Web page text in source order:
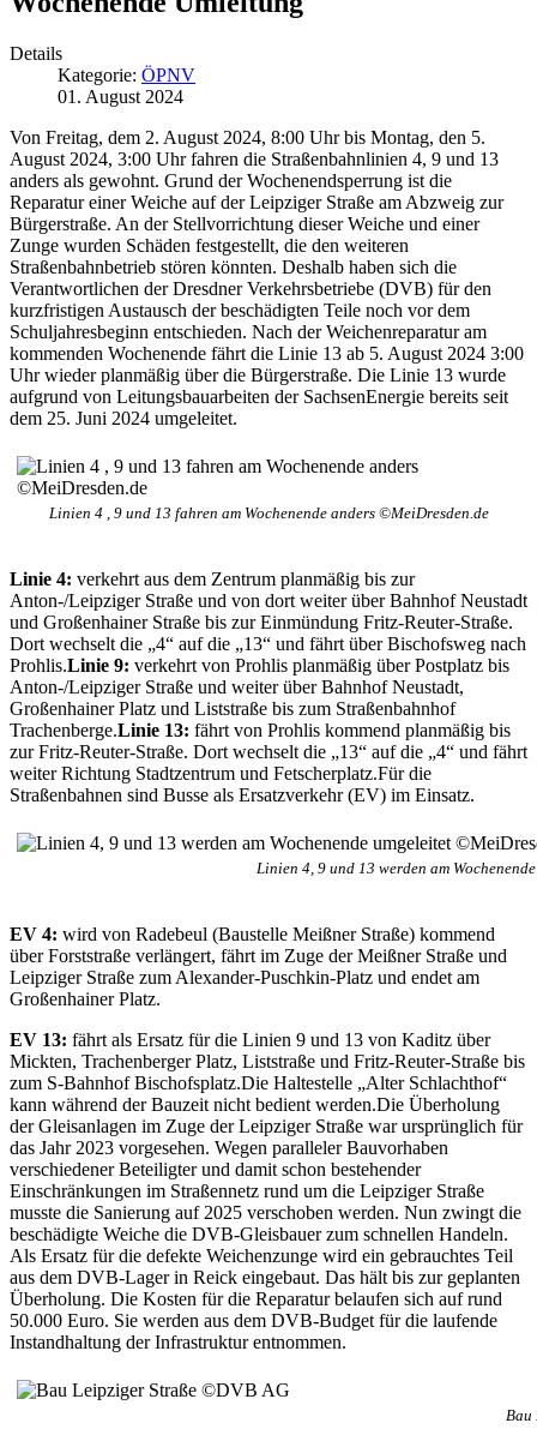
Details
Kategorie: ÖPNV
01. August 2024
Von Freitag, dem 2. August 2024, 8:00 Uhr bis Montag, den 5.
August 2024, 3:00 Uhr fahren die Straßenbahnlinien 4, 9 und 13
anders als gewohnt. Grund der Wochenendsperrung ist die
Reparatur einer Weiche auf der Leipziger Straße am Abzweig zur
Bürgerstraße. An der Stellvorrichtung dieser Weiche und einer
Zunge wurden Schäden festgestellt, die den weiteren
Straßenbahnbetrieb stören könnten. Deshalb haben sich die
Verantwortlichen der Dresdner Verkehrsbetriebe (DVB) für den
kurzfristigen Austausch der beschädigten Teile noch vor dem
Schuljahresbeginn entschieden. Nach der Weichenreparatur am
kommenden Wochenende fährt die Linie 13 ab 5. August 2024 3:00
Uhr wieder planmäßig über die Bürgerstraße. Die Linie 13 wurde
aufgrund von Leitungsbauarbeiten der SachsenEnergie bereits seit
dem 25. Juni 2024 umgeleitet.
Linien 4 , 9 und 13 fahren am Wochenende anders ©MeiDresden.de
Linie 4: verkehrt aus dem Zentrum planmäßig bis zur
Anton-/Leipziger Straße und von dort weiter über Bahnhof Neustadt
und Großenhainer Straße bis zur Einmündung Fritz-Reuter-Straße.
Dort wechselt die „4“ auf die „13“ und fährt über Bischofsweg nach
Prohlis.Linie 9: verkehrt von Prohlis planmäßig über Postplatz bis
Anton-/Leipziger Straße und weiter über Bahnhof Neustadt,
Großenhainer Platz und Liststraße bis zum Straßenbahnhof
Trachenberge.Linie 13: fährt von Prohlis kommend planmäßig bis
zur Fritz-Reuter-Straße. Dort wechselt die „13“ auf die „4“ und fährt
weiter Richtung Stadtzentrum und Fetscherplatz.Für die
Straßenbahnen sind Busse als Ersatzverkehr (EV) im Einsatz.
Linien 4, 9 und 13 werden am
EV 4: wird von Radebeul (Baustelle Meißner Straße) kommend
über Forststraße verlängert, fährt im Zuge der Meißner Straße und
Leipziger Straße zum Alexander-Puschkin-Platz und endet am
Großenhainer Platz.
EV 13: fährt als Ersatz für die Linien 9 und 13 von Kaditz über
Mickten, Trachenberger Platz, Liststraße und Fritz-Reuter-Straße bis
zum S-Bahnhof Bischofsplatz.Die Haltestelle „Alter Schlachthof“
kann während der Bauzeit nicht bedient werden.Die Überholung
der Gleisanlagen im Zuge der Leipziger Straße war ursprünglich für
das Jahr 2023 vorgesehen. Wegen paralleler Bauvorhaben
verschiedener Beteiligter und damit schon bestehender
Einschränkungen im Straßennetz rund um die Leipziger Straße
musste die Sanierung auf 2025 verschoben werden. Nun zwingt die
beschädigte Weiche die DVB-Gleisbauer zum schnellen Handeln.
Als Ersatz für die defekte Weichenzunge wird ein gebrauchtes Teil
aus dem DVB-Lager in Reick eingebaut. Das hält bis zur geplanten
Überholung. Die Kosten für die Reparatur belaufen sich auf rund
50.000 Euro. Sie werden aus dem DVB-Budget für die laufende
Instandhaltung der Infrastruktur entnommen.
Bau